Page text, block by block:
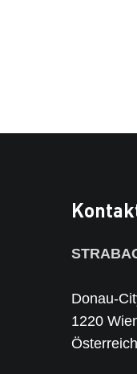
Donau-
1220
Österreich